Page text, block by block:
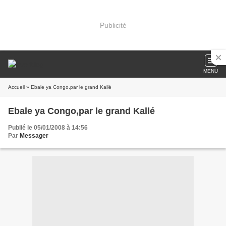
Publicité
MENU
Accueil » Ebale ya Congo,par le grand Kallé
Ebale ya Congo,par le grand Kallé
Publié le 05/01/2008 à 14:56
Par Messager